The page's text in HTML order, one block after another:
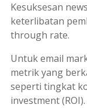
Kesuksesan
keterlibatan
through rate.
Untukemail
metrik yang
seperti tingkat
investment(ROI).